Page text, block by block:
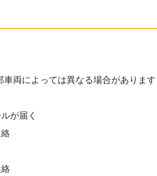
両によっては異なる場合がありま
が届く